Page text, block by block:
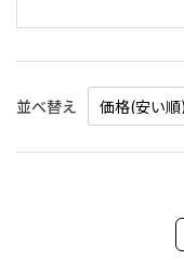
並べ替え